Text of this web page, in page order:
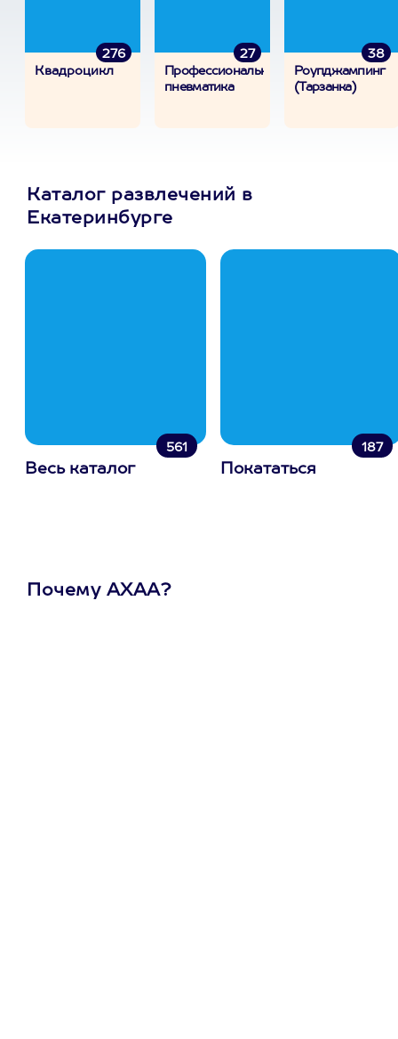
276
Квадроцикл
27
Профессиональная
пневматика
38
Роупджампинг
(Тарзанка)
Каталог развлечений в
Екатеринбурге
561
Весь каталог
187
Покататься
Почему АХАА?